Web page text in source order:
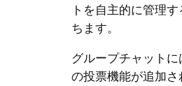
トを自主的に管理
ちます。
グループチャット
の投票機能が追加さ